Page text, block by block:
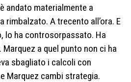
andato materialmente a
rimbalzato. A trecento all’ora. E
lo ha controsorpassato. Ha
a quel punto non ci ha
sbagliato i calcoli con
Marquez cambi strategia.